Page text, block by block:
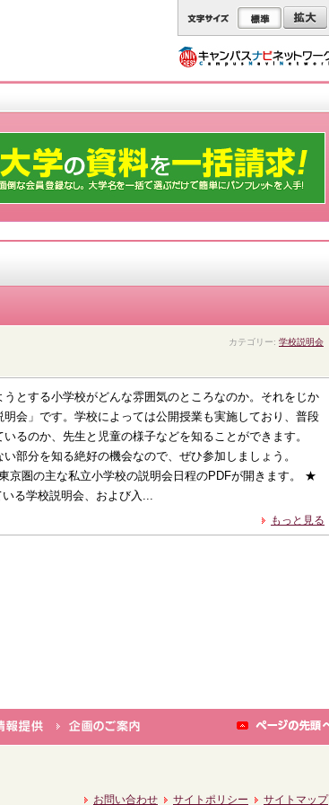
カテゴリー: 学校説明会
とする小学校がどんな雰囲気のところなのか。それをじか
会」です。学校によっては公開授業も実施しており、普段
いるのか、先生と児童の様子などを知ることができます。
い部分を知る絶好の機会なので、ぜひ参加しましょう。
京圏の主な私立小学校の説明会日程のPDFが開きます。 ★
る学校説明会、および入...
もっと見る
お問い合わせ サイトポリシー サイトマップ